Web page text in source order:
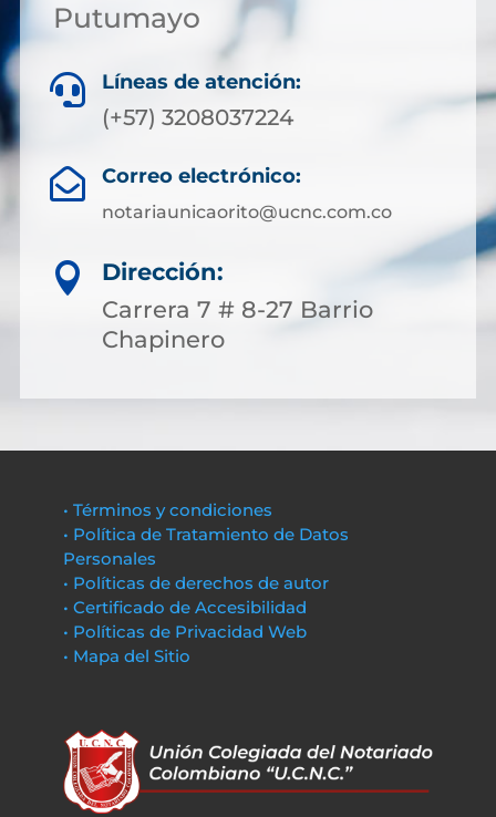
Putumayo
 Líneas de atención:
(+57) 3208037224
 Correo electrónico:
notariaunicaorito@ucnc.com.co

Dirección:
Carrera 7 # 8-27 Barrio
Chapinero
• Términos y condiciones
• Política de Tratamiento de Datos
Personales
• Políticas de derechos de autor
• Certificado de Accesibilidad
• Políticas de Privacidad Web
• Mapa del Sitio